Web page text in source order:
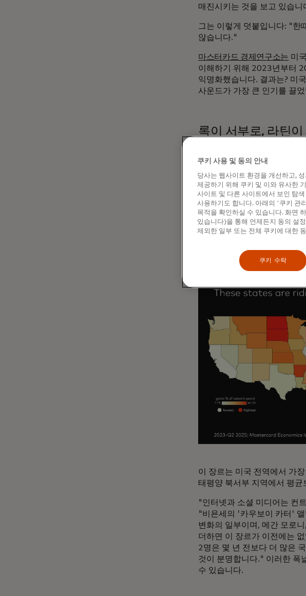
매진시키는 것을 보고 있습니
그는 이렇게 덧붙입니다: "한
않습니다."
마스터카드 경제연구소는 미
이해하기 위해 2023년부터
익명화했습니다. 결과는? 미
사운드가 가장 큰 인기를 끌
록이 서부로, 라틴
서부 콜로라도는 록 장르에
가장 높게 나타나 록 장르에
한편, 라틴 음악 팬덤의 중심
라틴 콘서트에 할당하여 전
국가와 민중이 새로
이 장르는 미국 전역에서 가
태평양 북서부 지역에서 평
"인터넷과 소셜 미디어는 컨
"비욘세의 '카우보이 카터'
변화의 일부이며, 메간 모로
더하면 이 장르가 이전에는
2명은 몇 년 전보다 더 많은
것이 분명합니다." 이러한 폭
수 있습니다.
쿠키 사용 및 동의 안내
당사는 웹사이트 환경을 개선하고,
제공하기 위해 쿠키 및 이와 유사한
사이트 및 다른 사이트에서 보인 탐
사용하기도 합니다. 아래의 '쿠키 관
목적을 확인하실 수 있습니다. 화면
있습니다)을 통해 언제든지 동의 설
제외한 일부 또는 전체 쿠키에 대한
쿠키 수락